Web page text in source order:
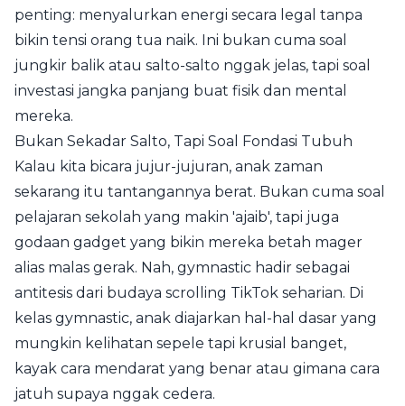
penting: menyalurkan energi secara legal tanpa
bikin tensi orang tua naik. Ini bukan cuma soal
jungkir balik atau salto-salto nggak jelas, tapi soal
investasi jangka panjang buat fisik dan mental
mereka.
Bukan Sekadar Salto, Tapi Soal Fondasi Tubuh
Kalau kita bicara jujur-jujuran, anak zaman
sekarang itu tantangannya berat. Bukan cuma soal
pelajaran sekolah yang makin 'ajaib', tapi juga
godaan gadget yang bikin mereka betah mager
alias malas gerak. Nah, gymnastic hadir sebagai
antitesis dari budaya scrolling TikTok seharian. Di
kelas gymnastic, anak diajarkan hal-hal dasar yang
mungkin kelihatan sepele tapi krusial banget,
kayak cara mendarat yang benar atau gimana cara
jatuh supaya nggak cedera.